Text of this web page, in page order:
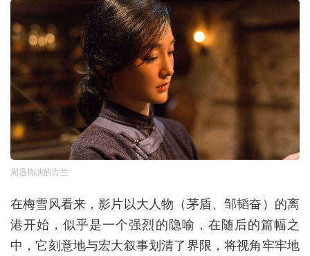
周迅饰演的方兰
在梅雪风看来，影片以大人物（茅盾、邹韬奋）的离
港开始，似乎是一个强烈的隐喻，在随后的篇幅之
中，它刻意地与宏大叙事划清了界限，将视角牢牢地